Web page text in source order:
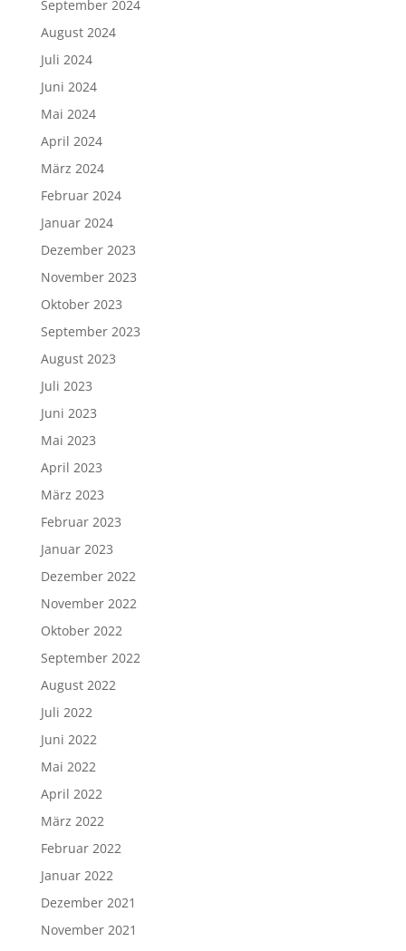
September 2024
August 2024
Juli 2024
Juni 2024
Mai 2024
April 2024
März 2024
Februar 2024
Januar 2024
Dezember 2023
November 2023
Oktober 2023
September 2023
August 2023
Juli 2023
Juni 2023
Mai 2023
April 2023
März 2023
Februar 2023
Januar 2023
Dezember 2022
November 2022
Oktober 2022
September 2022
August 2022
Juli 2022
Juni 2022
Mai 2022
April 2022
März 2022
Februar 2022
Januar 2022
Dezember 2021
November 2021